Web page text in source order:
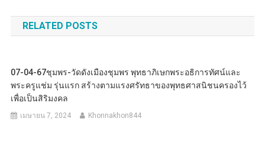
เรื่อง
RELATED POSTS
07-04-67ชุมพร-วัดดังเมืองชุมพร พุทธาภิเษกพระอธิการทัศน์และ
พระครูแช่ม รุ่นแรก สร้างตามแรงศรัทธาของพุทธศาสนิชนครองไว้
เพื่อเป็นสิริมงคล
เมษายน 7, 2024 Khonnakhon844